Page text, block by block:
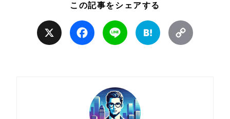
この記事をシェアする
Facebook Line Hatena